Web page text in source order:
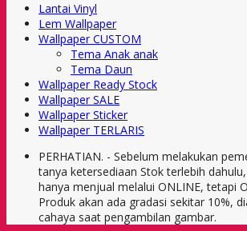
Lantai Vinyl
Lem Wallpaper
Wallpaper CUSTOM
Tema Anak anak
Tema Daun
Wallpaper Ready Stock
Wallpaper SALE
Wallpaper Sticker
Wallpaper TERLARIS
PERHATIAN. - Sebelum melakukan
tanya ketersediaan Stok terlebih
hanya menjual melalui ONLINE, tetapi
Produk akan ada gradasi sekitar 10%,
cahaya saat pengambilan gambar.